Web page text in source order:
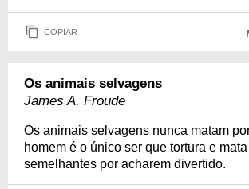
COPIAR
Os animais selvagens
James A. Froude
Os animais selvagens nunca matam
homem é o único ser que tortura e
semelhantes por acharem divertido.